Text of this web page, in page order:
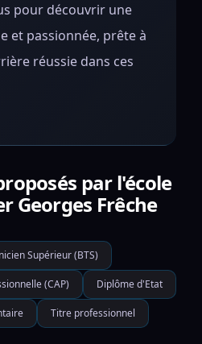
pour découvrir une
et passionnée, prête à
réussie dans ces
par l'école
Georges Frêche
Supérieur (BTS)
(CAP) Diplôme d'Etat
Titre professionnel